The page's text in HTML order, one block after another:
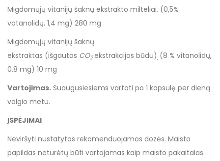
Migdomųjų vitanijų šaknų ekstrakto milteliai, (0,5%
vatanolidų, 1,4 mg) 280 mg
Migdomųjų vitanijų šaknų
ekstraktas (išgautas CO2ekstrakcijos būdu), (8 % vitanolidų,
0,8 mg) 10 mg
Vartojimas. Suaugusiesiems vartoti po 1 kapsulę per dieną
valgio metu.
ĮSPĖJIMAI
Neviršyti nustatytos rekomenduojamos dozės. Maisto
papildas neturėtų būti vartojamas kaip maisto pakaitalas.